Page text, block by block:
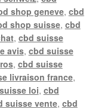
shop geneve, cbd
shop suisse, cbd
, cbd suisse
avis, cbd suisse
, cbd suisse
livraison france,
loi, cbd
suisse vente, cbd